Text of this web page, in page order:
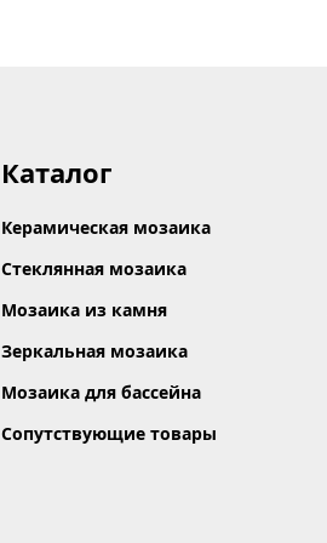
Каталог
Керамическая мозаика
Стеклянная мозаика
Мозаика из камня
Зеркальная мозаика
Мозаика для бассейна
Сопутствующие товары